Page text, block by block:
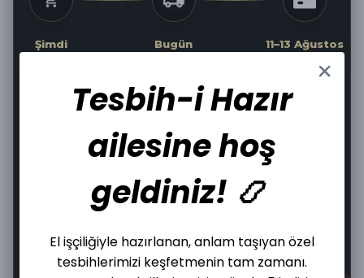
Şimdi
Sipariş ver
Bugün
Kargoya
11–13 Ağustos
Teslim edilir
Kargoya Teslim Edilmesine 02 :24:21
Tesbih-i Hazır
ailesine hoş
geldiniz! 📿
El işçiliğiyle hazırlanan, anlam taşıyan özel
tesbihlerimizi keşfetmenin tam zamanı.